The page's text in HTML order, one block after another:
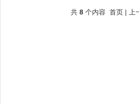
共 8 个内容 首页 | 上